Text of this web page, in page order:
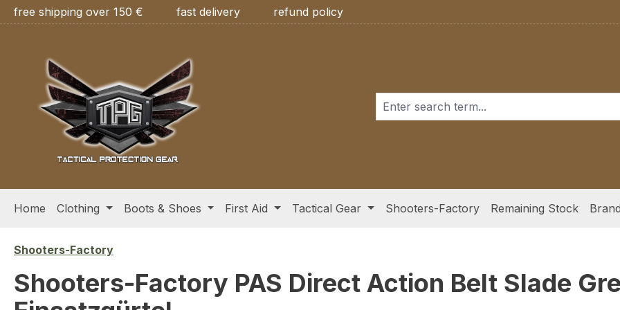
to main content
Skip to search
Skip to main navigation
free shipping over 150 € fast delivery refund policy
Home Clothing Boots & Shoes First Aid Tactical Gear Shooters-Factory Remaining Stock
Shooters-Factory
Shooters-Factory PAS Direct Action Belt Slade